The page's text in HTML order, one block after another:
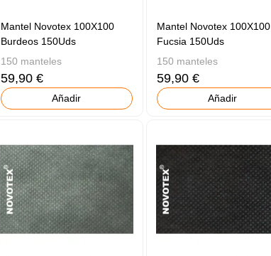
Mantel Novotex 100X100
Burdeos 150Uds
150 manteles
59,90 €
Añadir
Mantel Novotex 100X100
Fucsia 150Uds
150 manteles
59,90 €
Añadir